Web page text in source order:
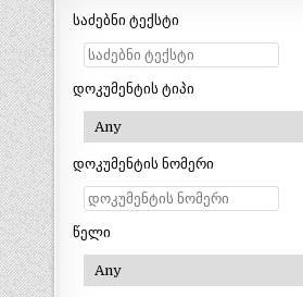
საძებნი ტექსტი
დოკუმენტის ტიპი
დოკუმენტის ნომერი
წელი